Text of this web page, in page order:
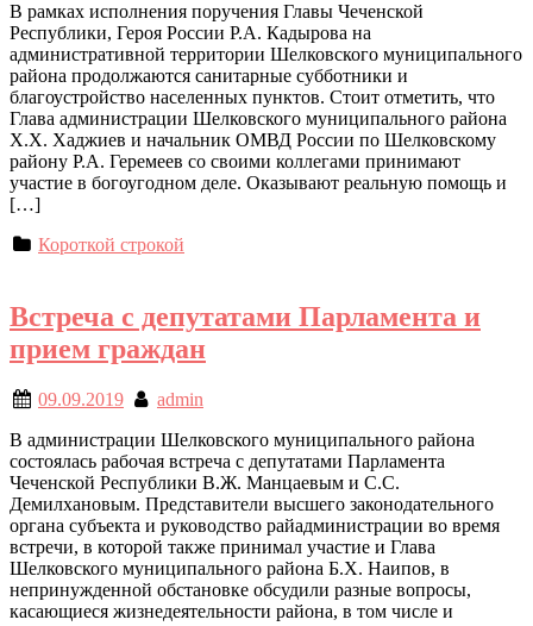
В рамках исполнения поручения Главы Чеченской
Республики, Героя России Р.А. Кадырова на
административной территории Шелковского муниципального
района продолжаются санитарные субботники и
благоустройство населенных пунктов. Стоит отметить, что
Глава администрации Шелковского муниципального района
Х.Х. Хаджиев и начальник ОМВД России по Шелковскому
району Р.А. Геремеев со своими коллегами принимают
участие в богоугодном деле. Оказывают реальную помощь и
[…]
Короткой строкой
Встреча с депутатами Парламента и
прием граждан
09.09.2019
admin
В администрации Шелковского муниципального района
состоялась рабочая встреча с депутатами Парламента
Чеченской Республики В.Ж. Манцаевым и С.С.
Демилхановым. Представители высшего законодательного
органа субъекта и руководство райадминистрации во время
встречи, в которой также принимал участие и Глава
Шелковского муниципального района Б.Х. Наипов, в
непринужденной обстановке обсудили разные вопросы,
касающиеся жизнедеятельности района, в том числе и